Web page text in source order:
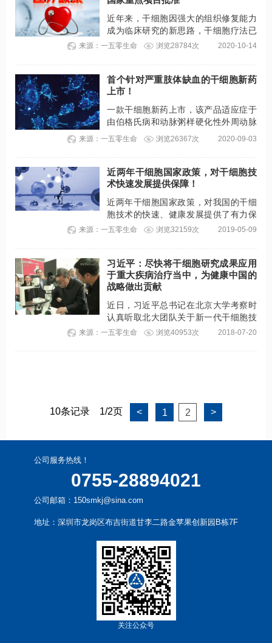
近年来，干细胞因强大的组织修复能力
成为临床研究的新思路，干细胞疗法已
用于多种疾病的改善干预，成为国内外
来源：一五零生命 浏览28784次 2020-10-14
首个针对严重肢体缺血的干细胞新药
上市！
一款干细胞新药上市，该产品适应症于
由伯格氏病和动脉粥样硬化性外周动脉
疾病引起的严重肢体缺血（CLI），成为
来源：一五零生命 浏览26367次 2020-09-03
近两年干细胞国家政策，对干细胞技
术快速发展提供保障！
近两年干细胞国家政策，对我国的干细
胞技术的快速、健康发展提供了有力保
障！也为更多难治性疾病患者带来新的
来源：一五零生命 浏览32159次 2019-05-09
习近平：尽快将干细胞研究成果应用
于重大疾病治疗当中，为健康中国的
战略做出贡献
近日，习近平总书记在北京大学考察时
认真听取北大团队关于新一代干细胞技
术的介绍，详细询问了研究课题的整个
来源：一五零生命 浏览40953次 2018-07-20
10条记录 1/2页 < 1 2 >
公司服务热线！
0755-28894021
公司邮箱：150smkj@sina.com
地址：深圳市龙岗区布吉街道甘李二路金苹果创新园B栋7F
关注公众号